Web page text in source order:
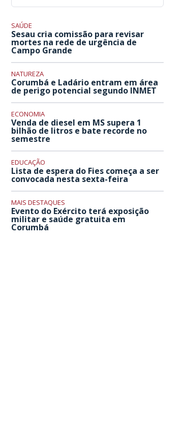
SAÚDE
Sesau cria comissão para revisar
mortes na rede de urgência de
Campo Grande
NATUREZA
Corumbá e Ladário entram em área
de perigo potencial segundo INMET
ECONOMIA
Venda de diesel em MS supera 1
bilhão de litros e bate recorde no
semestre
EDUCAÇÃO
Lista de espera do Fies começa a ser
convocada nesta sexta-feira
MAIS DESTAQUES
Evento do Exército terá exposição
militar e saúde gratuita em
Corumbá